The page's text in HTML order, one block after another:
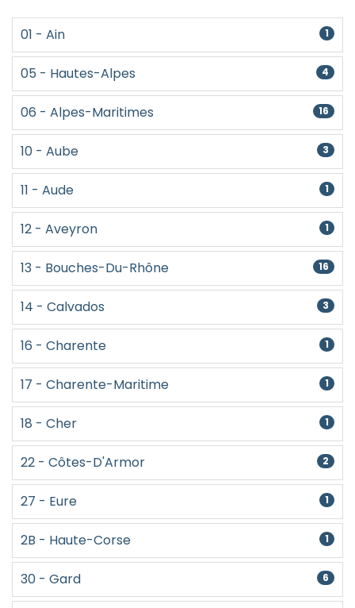
01 - Ain 1
05 - Hautes-Alpes 4
06 - Alpes-Maritimes 16
10 - Aube 3
11 - Aude 1
12 - Aveyron 1
13 - Bouches-Du-Rhône 16
14 - Calvados 3
16 - Charente 1
17 - Charente-Maritime 1
18 - Cher 1
22 - Côtes-D'Armor 2
27 - Eure 1
2B - Haute-Corse 1
30 - Gard 6